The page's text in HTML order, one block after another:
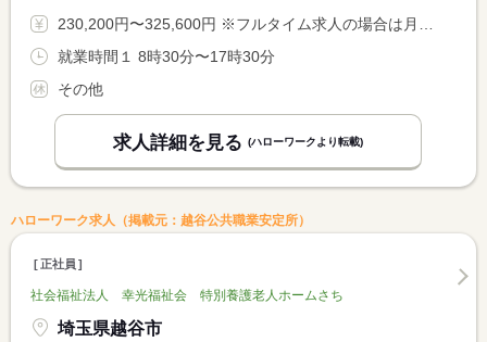
230,200円〜325,600円 ※フルタイム求人の場合は月額（換算額）、パート求人の場合は時間額を表示しています。
就業時間１ 8時30分〜17時30分
その他
求人詳細を見る (ハローワークより転載)
ハローワーク求人（掲載元：越谷公共職業安定所）
正社員
社会福祉法人 幸光福祉会 特別養護老人ホームさち
埼玉県越谷市